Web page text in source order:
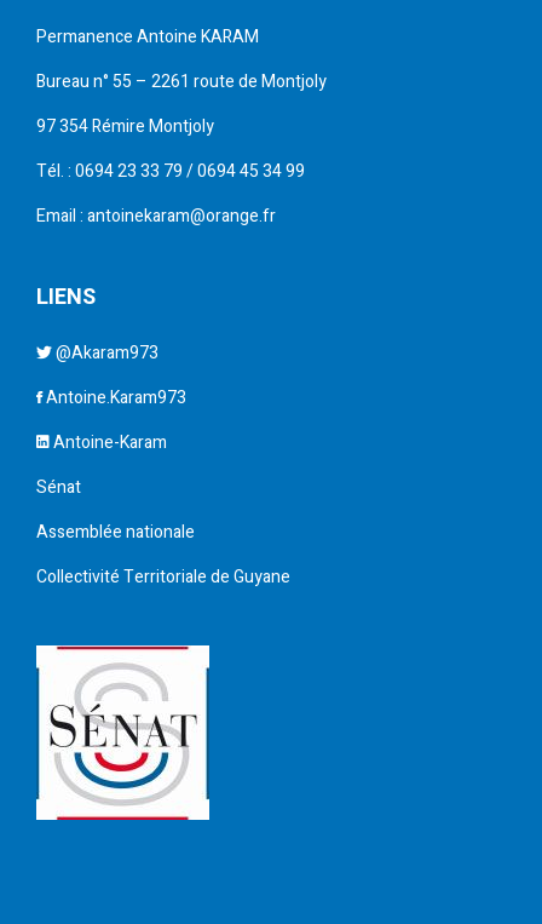
Permanence Antoine KARAM
Bureau n° 55 – 2261 route de Montjoly
97 354 Rémire Montjoly
Tél. : 0694 23 33 79 / 0694 45 34 99
Email : antoinekaram@orange.fr
LIENS
@Akaram973
Antoine.Karam973
Antoine-Karam
Sénat
Assemblée nationale
Collectivité Territoriale de Guyane